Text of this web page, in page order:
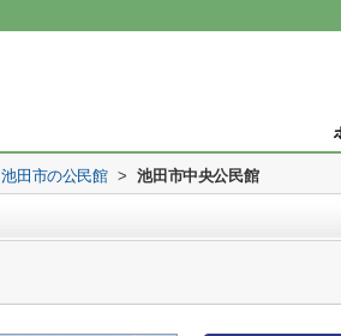
池田市の公民館 > 池田市中央公民館